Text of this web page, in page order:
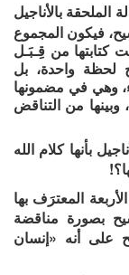
بالأناجيل
فيكون المجموع
كتابتها من قِـبَـل
لحظة واحدة، بل
وهي في مضمونها
من التناقض
بأنها كلام الله
المعترَف بها
بصورة مناقضة
على أنه «إنسان